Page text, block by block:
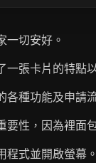
一切安好。
張卡片的特點
各種功能及申請
性，因為裡面
程式並開啟螢幕。